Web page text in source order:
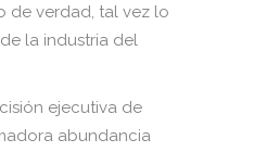
de verdad, tal vez lo
la industria del
ejecutiva de
abundancia